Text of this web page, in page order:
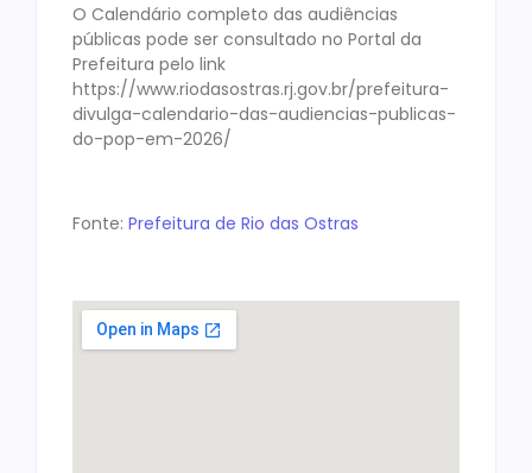
O Calendário completo das audiências
públicas pode ser consultado no Portal da
Prefeitura pelo link
https://www.riodasostras.rj.gov.br/prefeitura-
divulga-calendario-das-audiencias-publicas-
do-pop-em-2026/
Fonte: Prefeitura de Rio das Ostras